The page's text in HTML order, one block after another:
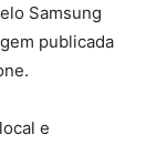
Samsung
publicada
e